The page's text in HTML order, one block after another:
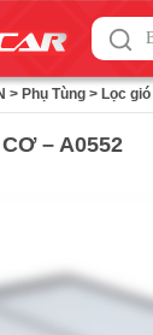
> Phụ Tùng > Lọc
– A0552